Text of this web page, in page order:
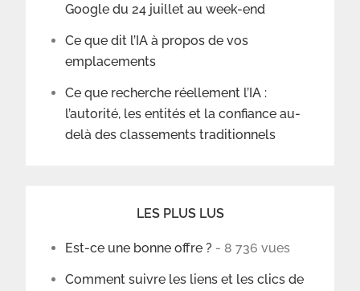
Google du 24 juillet au week-end
Ce que dit l’IA à propos de vos
emplacements
Ce que recherche réellement l’IA :
l’autorité, les entités et la confiance au-
delà des classements traditionnels
LES PLUS LUS
Est-ce une bonne offre ? - 8 736 vues
Comment suivre les liens et les clics de